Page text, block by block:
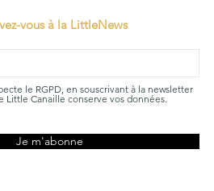
vous à la LittleNews
le RGPD, en souscrivant à la newsletter
Little Canaille conserve vos données.
Je m'abonne